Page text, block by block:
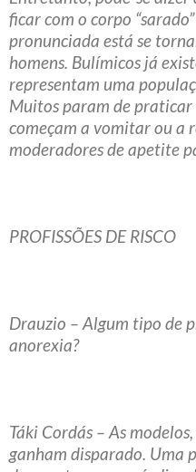
ficar com o corpo
pronunciada está se
homens. Bulímicos já
representam uma
Muitos param de praticar
começam a vomitar ou a
moderadores de apetite
PROFISSÕES DE RISCO
Drauzio – Algum tipo de
anorexia?
Táki Cordás – As
ganham disparado. Uma